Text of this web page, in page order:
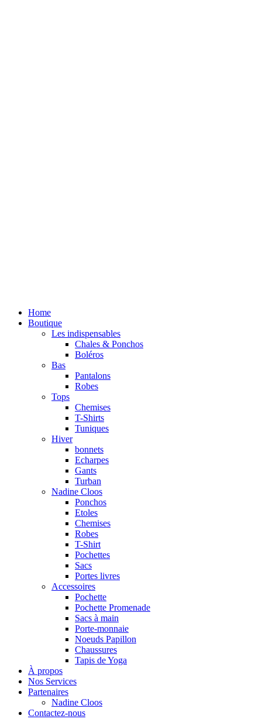
Home
Boutique
Les indispensables
Chales & Ponchos
Boléros
Bas
Pantalons
Robes
Tops
Chemises
T-Shirts
Tuniques
Hiver
bonnets
Echarpes
Gants
Turban
Nadine Cloos
Ponchos
Etoles
Chemises
Robes
T-Shirt
Pochettes
Sacs
Portes livres
Accessoires
Pochette
Pochette Promenade
Sacs à main
Porte-monnaie
Noeuds Papillon
Chaussures
Tapis de Yoga
À propos
Nos Services
Partenaires
Nadine Cloos
Contactez-nous